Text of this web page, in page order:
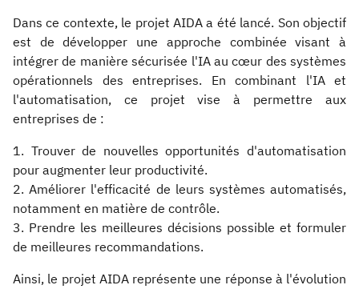
Dans ce contexte, le projet AIDA a été lancé. Son objectif
est de développer une approche combinée visant à
intégrer de manière sécurisée l'IA au cœur des systèmes
opérationnels des entreprises. En combinant l'IA et
l'automatisation, ce projet vise à permettre aux
entreprises de :
1. Trouver de nouvelles opportunités d'automatisation
pour augmenter leur productivité.
2. Améliorer l'efficacité de leurs systèmes automatisés,
notamment en matière de contrôle.
3. Prendre les meilleures décisions possible et formuler
de meilleures recommandations.
Ainsi, le projet AIDA représente une réponse à l'évolution